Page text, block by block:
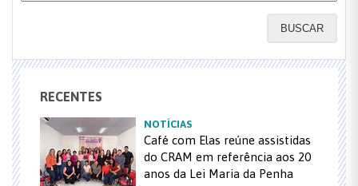
BUSCAR
RECENTES
NOTÍCIAS
Café com Elas reúne assistidas
do CRAM em referência aos 20
anos da Lei Maria da Penha